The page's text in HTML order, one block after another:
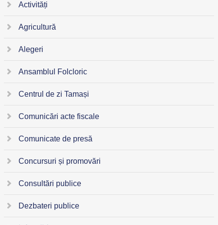
Activități
Agricultură
Alegeri
Ansamblul Folcloric
Centrul de zi Tamași
Comunicări acte fiscale
Comunicate de presă
Concursuri și promovări
Consultări publice
Dezbateri publice